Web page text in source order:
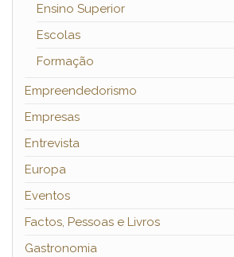
Ensino Superior
Escolas
Formação
Empreendedorismo
Empresas
Entrevista
Europa
Eventos
Factos, Pessoas e Livros
Gastronomia